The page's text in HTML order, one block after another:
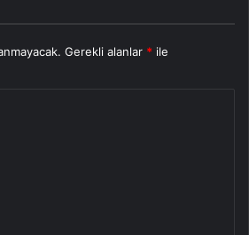
Gerekli alanlar * ile